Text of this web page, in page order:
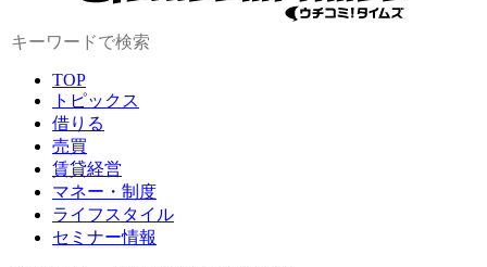
TOP
トピックス
借りる
売買
賃貸経営
マネー・制度
ライフスタイル
セミナー情報